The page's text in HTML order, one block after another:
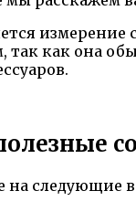
измерение
так как она
на следующие